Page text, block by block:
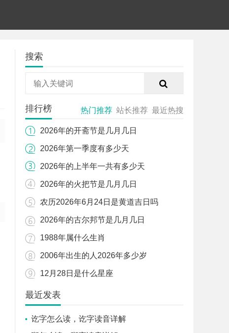
搜索
排行榜 热门推荐 站长推荐 最近热搜
2026年的开斋节是几月几日
2026年第一季度有多少天
2026年的上半年一共有多少天
2026年的火把节是几月几日
农历2026年6月24日是黄道吉日吗
2026年的古尔邦节是几月几日
1988年属什么生肖
2006年出生的人2026年多少岁
12月28日是什么星座
最近发表
讫字怎么读，讫字读音详解